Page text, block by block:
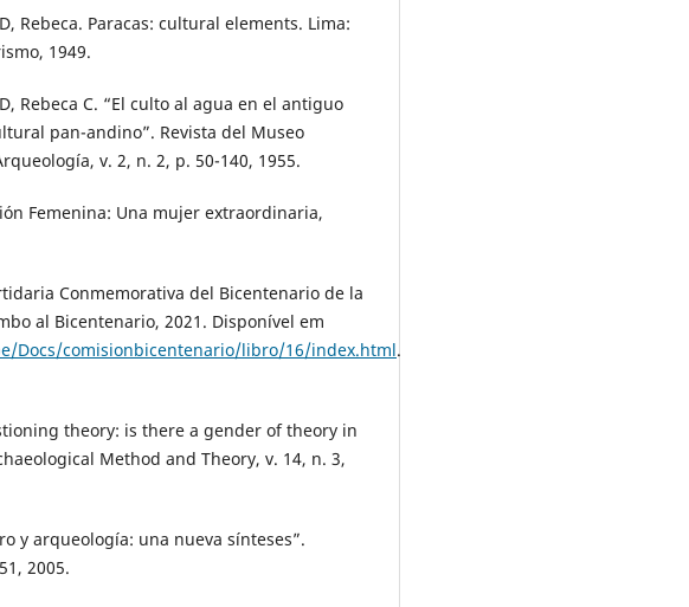
Rebeca. Paracas: cultural elements. Lima:
1949.
Rebeca C. “El culto al agua en el antiguo
pan-andino”. Revista del Museo
v. 2, n. 2, p. 50-140, 1955.
Femenina: Una mujer extraordinaria,
Conmemorativa del Bicentenario de la
al Bicentenario, 2021. Disponível em
Docs/comisionbicentenario/libro/16/index.html.
theory: is there a gender of theory in
Method and Theory, v. 14, n. 3,
y arqueología: una nueva sínteses”.
2005.